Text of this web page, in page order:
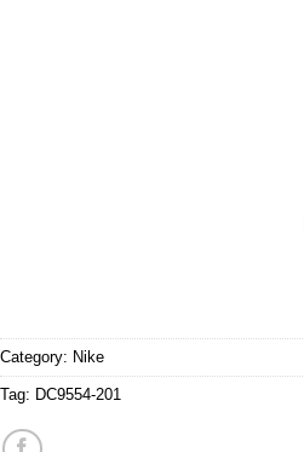
Category: Nike
Tag: DC9554-201